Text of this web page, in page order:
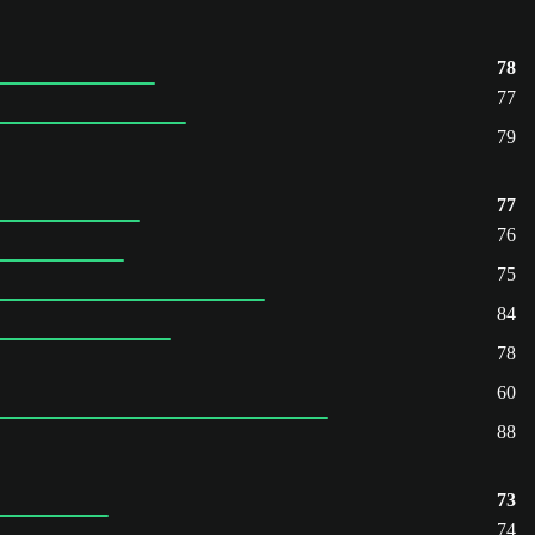
78
77
79
77
76
75
84
78
60
88
73
74